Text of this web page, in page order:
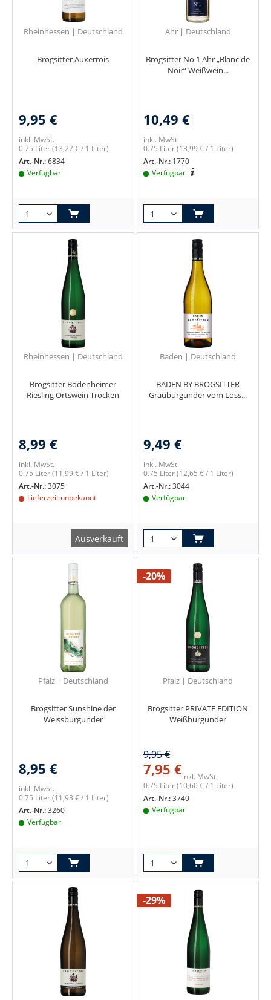
Rheinhessen | Deutschland
Brogsitter Auxerrois
9,95 €
inkl. MwSt.
0.75 Liter(13,27 € / 1 Liter)
Art.-Nr.:6834
Verfügbar
Ahr | Deutschland
Brogsitter No 1 Ahr „Blanc de
Noir“ Weißwein...
10,49 €
inkl. MwSt.
0.75 Liter(13,99 € / 1 Liter)
Art.-Nr.: 1770
Verfügbar
Rheinhessen | Deutschland
Brogsitter Bodenheimer
Riesling Ortswein Trocken
8,99 €
inkl. MwSt.
0.75 Liter(11,99 € / 1 Liter)
Art.-Nr.:3075
Lieferzeit unbekannt
Ausverkauft
Baden | Deutschland
BADEN BY BROGSITTER
Grauburgunder vom Löss...
9,49 €
inkl. MwSt.
0.75 Liter(12,65 € / 1 Liter)
Art.-Nr.:3044
Verfügbar
Pfalz | Deutschland
Brogsitter Sunshine der
Weissburgunder
8,95 €
inkl. MwSt.
0.75 Liter(11,93 € / 1 Liter)
Art.-Nr.:3260
Verfügbar
-20%
Pfalz | Deutschland
Brogsitter PRIVATE EDITION
Weißburgunder
9,95 €
7,95 €inkl. MwSt.
0.75 Liter(10,60 € / 1 Liter)
Art.-Nr.:3740
Verfügbar
-29%